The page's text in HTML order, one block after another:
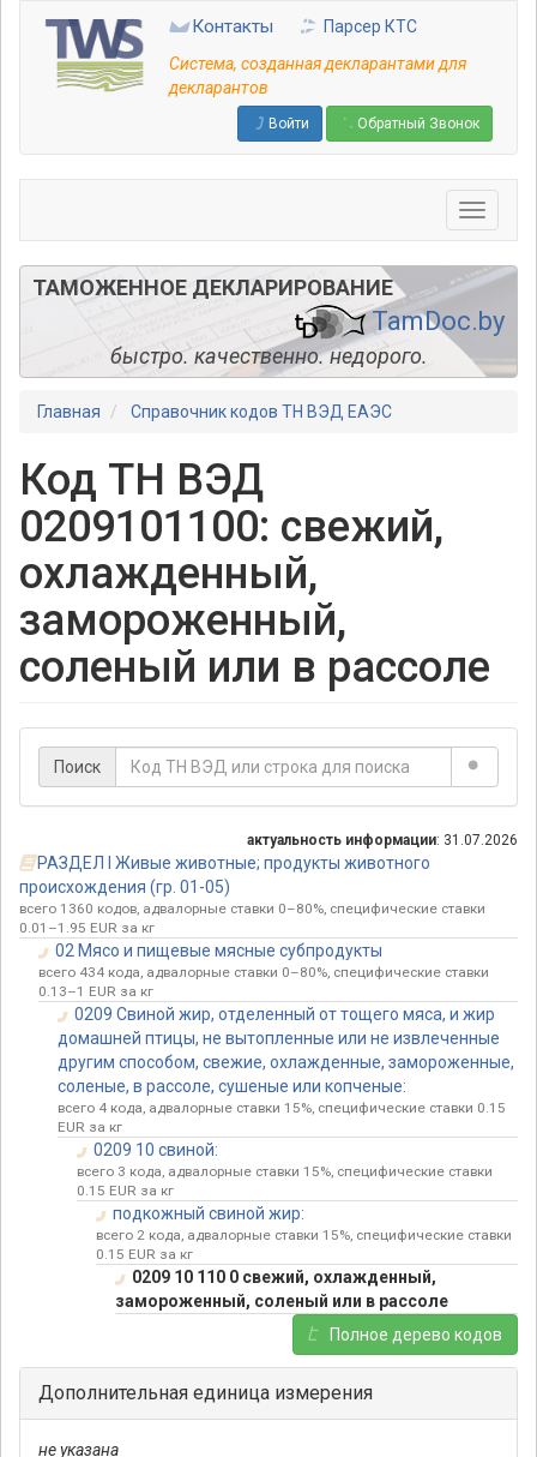
основному
содержанию
Контакты
Парсер КТС
Система, созданная декларантами для
декларантов
Войти Обратный Звонок
ТАМОЖЕННОЕ ДЕКЛАРИРОВАНИЕ
TamDoc.by
быстро. качественно. недорого.
Главная Справочник кодов ТН ВЭД ЕАЭС
Код ТН ВЭД
0209101100: свежий,
охлажденный,
замороженный,
соленый или в рассоле
Поиск
актуальность информации: 31.07.2026
РАЗДЕЛ I Живые животные; продукты животного
происхождения (гр. 01-05)
всего 1360 кодов, адвалорные ставки 0–80%, специфические ставки
0.01–1.95 EUR за кг
02 Мясо и пищевые мясные субпродукты
всего 434 кода, адвалорные ставки 0–80%, специфические ставки
0.13–1 EUR за кг
0209 Свиной жир, отделенный от тощего мяса, и жир
домашней птицы, не вытопленные или не извлеченные
другим способом, свежие, охлажденные, замороженные,
соленые, в рассоле, сушеные или копченые:
всего 4 кода, адвалорные ставки 15%, специфические ставки 0.15
EUR за кг
0209 10 свиной:
всего 3 кода, адвалорные ставки 15%, специфические ставки
0.15 EUR за кг
подкожный свиной жир:
всего 2 кода, адвалорные ставки 15%, специфические ставки
0.15 EUR за кг
0209 10 110 0 свежий, охлажденный,
замороженный, соленый или в рассоле
Полное дерево кодов
Дополнительная единица измерения
не указана